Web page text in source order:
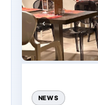
NEWS